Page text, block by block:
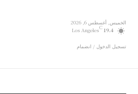
الخميس, أغسطس 6, 2026
19.4
C
Los Angeles
تسجيل الدخول / انضمام